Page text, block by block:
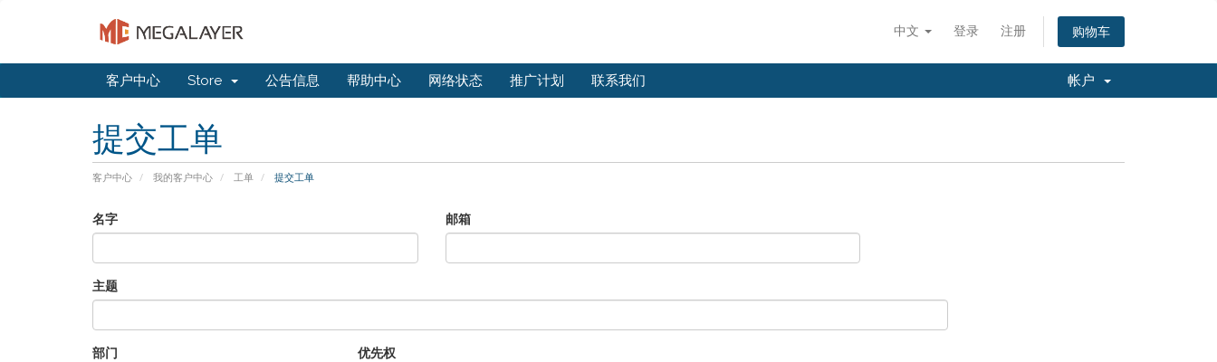
中文 登录 注册 购物车
客户中心 Store 公告信息 帮助中心 网络状态 推广计划 联系我们 帐户
提交工单
客户中心 我的客户中心 工单 提交工单
名字 邮箱
主题
部门 优先权